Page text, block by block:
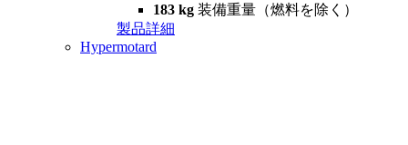
183 kg 装備重量（燃料を除く）
製品詳細
Hypermotard